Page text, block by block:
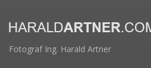
Fotograf Ing. Harald Artner